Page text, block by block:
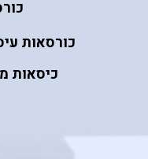
כורסאות
כיסאות